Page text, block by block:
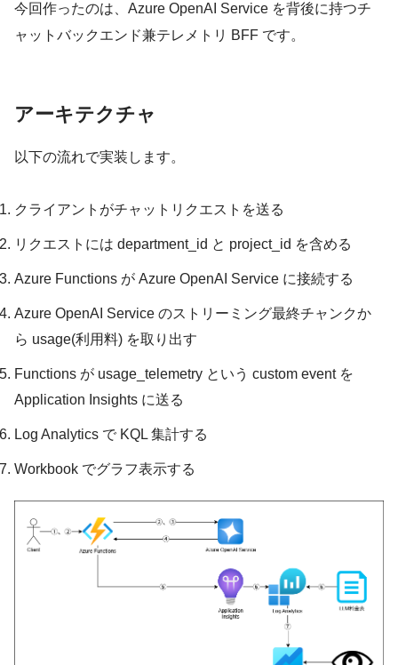
今回作ったのは、Azure OpenAI Service を背後に持つチ
ャットバックエンド兼テレメトリ BFF です。
アーキテクチャ
以下の流れで実装します。
クライアントがチャットリクエストを送る
リクエストには department_id と project_id を含める
Azure Functions が Azure OpenAI Service に接続する
Azure OpenAI Service のストリーミング最終チャンクか
ら usage(利用料) を取り出す
Functions が usage_telemetry という custom event を
Application Insights に送る
Log Analytics で KQL 集計する
Workbook でグラフ表示する